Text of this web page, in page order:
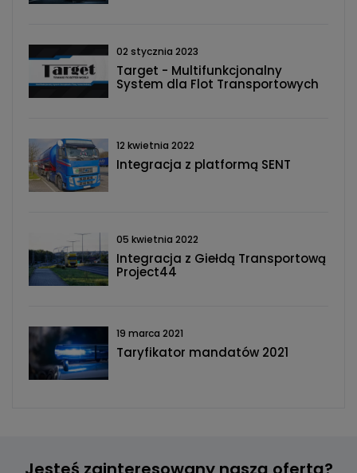
02 stycznia 2023
Target - Multifunkcjonalny
System dla Flot Transportowych
12 kwietnia 2022
Integracja z platformą SENT
05 kwietnia 2022
Integracja z Giełdą Transportową
Project44
19 marca 2021
Taryfikator mandatów 2021